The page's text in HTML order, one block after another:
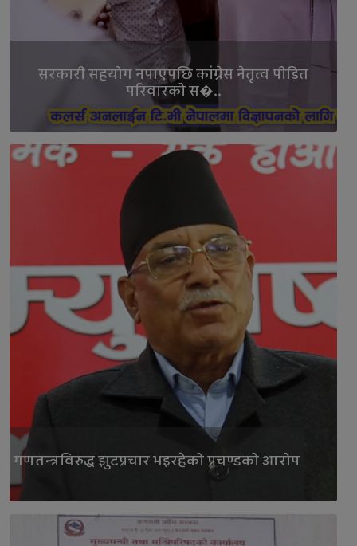
सरकारी सहयोग नपाएपछि कांग्रेस नेतृत्व पीडित
परिवारको स�..
गणतन्त्रविरुद्ध झुटप्रचार भइरहेको प्रचण्डको आरोप